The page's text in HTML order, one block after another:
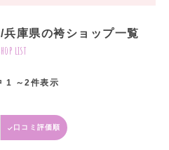
庫県の袴ショップ一覧
list
1 ～2件表示
口コミ評価順